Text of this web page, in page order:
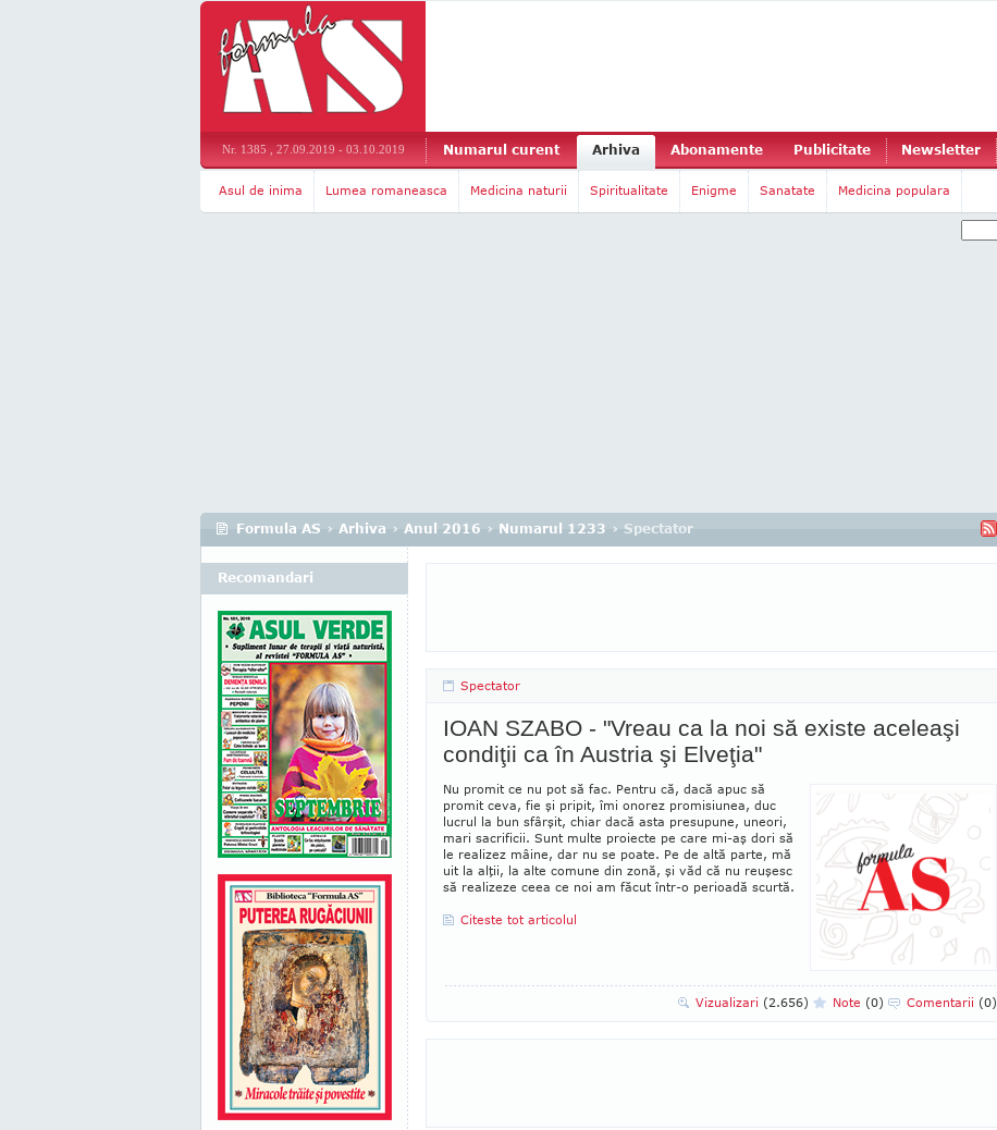
Nr. 1385 , 27.09.2019 - 03.10.2019 Numarul curent Arhiva Abonamente Publicitate Newsletter
Asul de inima Lumea romaneasca Medicina naturii Spiritualitate Enigme Sanatate Medicina populara
Formula AS › Arhiva › Anul 2016 › Numarul 1233 › Spectator
Spectator
IOAN SZABO - "Vreau ca la noi să existe aceleaşi
condiţii ca în Austria şi Elveţia"
Nu promit ce nu pot să fac. Pentru că, dacă apuc să
promit ceva, fie şi pripit, îmi onorez promisiunea, duc
lucrul la bun sfârşit, chiar dacă asta presupune, uneori,
mari sacrificii. Sunt multe pro­iecte pe care mi-aş dori să
le realizez mâine, dar nu se poate. Pe de altă parte, mă
uit la alţii, la alte co­mune din zonă, şi văd că nu reuşesc
să rea­li­zeze ceea ce noi am făcut în­tr-o pe­rioadă scur­tă.
Citeste tot articolul
Vizualizari (2.656) Note (0) Comentarii (0)
Recomandari